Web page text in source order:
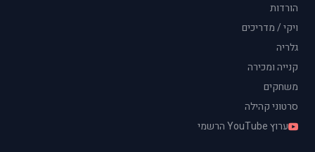
הורדות
ויקי / מדריכים
גלריה
קנייה ומכירה
משחקים
סרטוני קהילה
ערוץ YouTube הרשמי